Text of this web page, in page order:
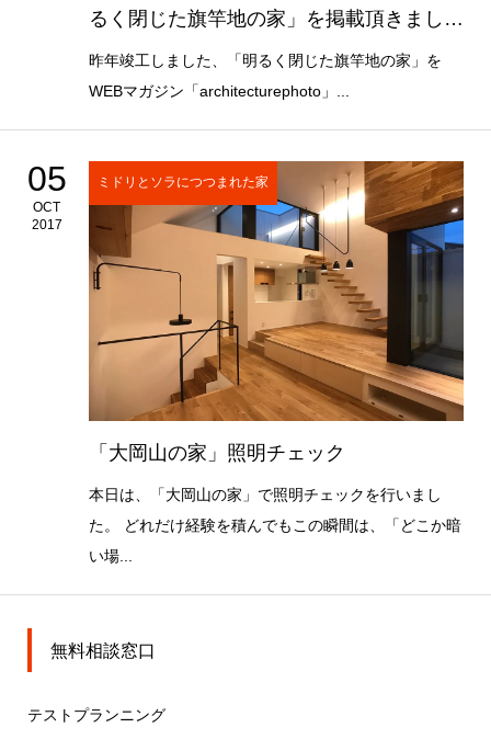
るく閉じた旗竿地の家」を掲載頂きまし
た。
昨年竣工しました、「明るく閉じた旗竿地の家」を
WEBマガジン「architecturephoto」...
05
OCT
2017
ミドリとソラにつつまれた家
「大岡山の家」照明チェック
本日は、「大岡山の家」で照明チェックを行いまし
た。 どれだけ経験を積んでもこの瞬間は、「どこか暗
い場...
無料相談窓口
テストプランニング